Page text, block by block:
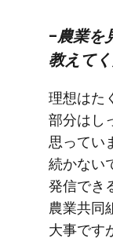
–農業を​
教えてく
理想は​た
部分は​し
思ってい
続かない
発信でき
農業共同
大事です